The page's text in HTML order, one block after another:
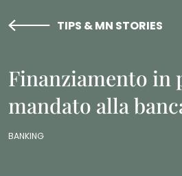
TIPS & MN STORIES
Finanziamento in
mandato alla
BANKING